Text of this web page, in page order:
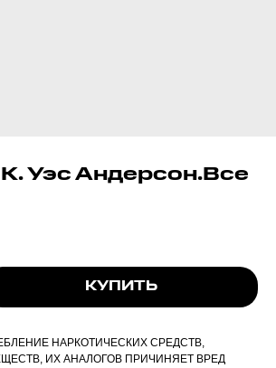
Уэс Андерсон.Все
КУПИТЬ
НАРКОТИЧЕСКИХ СРЕДСТВ,
ИХ АНАЛОГОВ ПРИЧИНЯЕТ ВРЕД